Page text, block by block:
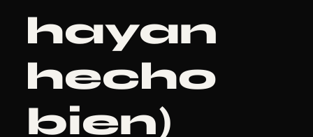
hayan
hecho
bien)